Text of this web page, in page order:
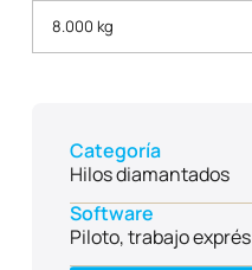
8.000 kg
Categoría
Hilos diamantados
Software
Piloto, trabajo exprés